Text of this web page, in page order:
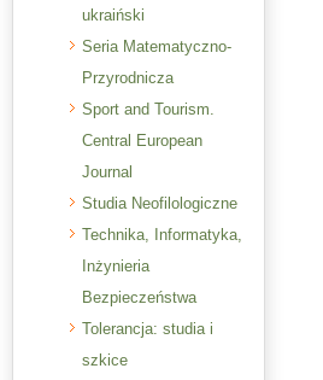
ukraiński
Seria Matematyczno-
Przyrodnicza
Sport and Tourism.
Central European
Journal
Studia Neofilologiczne
Technika, Informatyka,
Inżynieria
Bezpieczeństwa
Tolerancja: studia i
szkice